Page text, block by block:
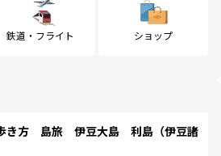
鉄道・フライト ショップ
き方 島旅 伊豆大島 利島（伊豆諸